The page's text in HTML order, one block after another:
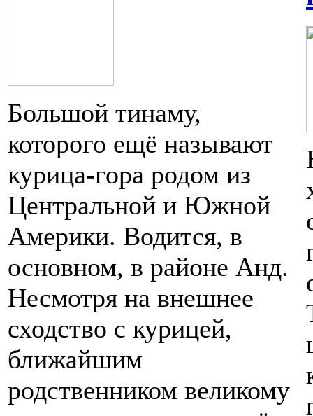
Большой тинаму,
которого ещё называют
курица-гора родом из
Центральной и Южной
Америки. Водится, в
основном, в районе Анд.
Несмотря на внешнее
сходство с курицей,
ближайшим
родственником великому